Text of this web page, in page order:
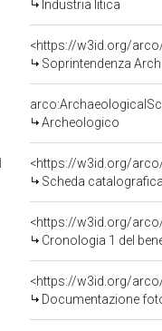
Industria litica
<https://w3id.org/
Soprintendenza
Archeologico
<https://w3id.org/
Scheda
<https://w3id.org/
Cronologia 1 del
Documentazione